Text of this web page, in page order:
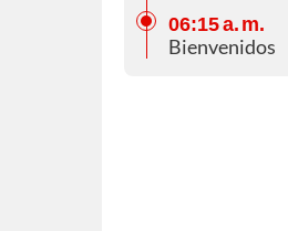
06:15 a. m.
Bienvenidos